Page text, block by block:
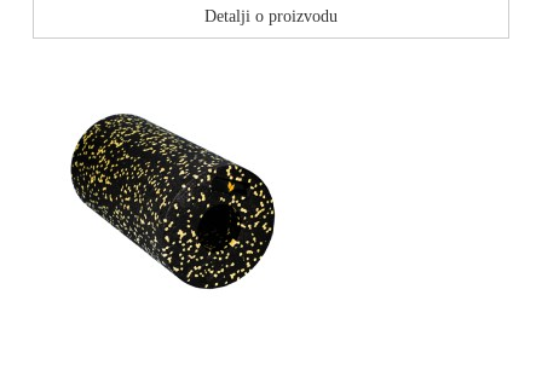
Detalji o proizvodu